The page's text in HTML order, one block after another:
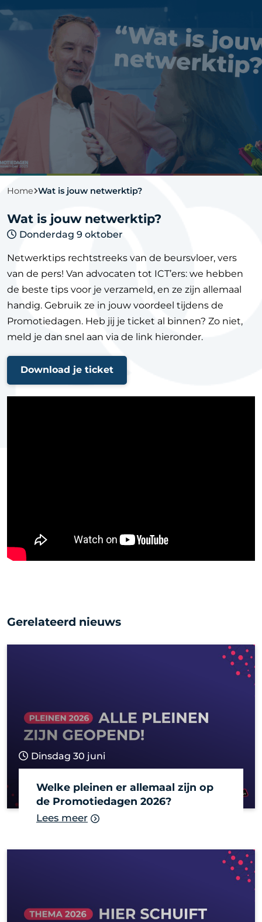
Home Wat is jouw netwerktip?
Wat is jouw netwerktip?
Donderdag 9 oktober
Netwerktips rechtstreeks van de beursvloer, vers
van de pers! Van advocaten tot ICT’ers: we hebben
de beste tips voor je verzameld, en ze zijn allemaal
handig. Gebruik ze in jouw voordeel tijdens de
Promotiedagen. Heb jij je ticket al binnen? Zo niet,
meld je dan snel aan via de link hieronder.
Download je ticket
Gerelateerd nieuws
Dinsdag 30 juni
Welke pleinen er allemaal zijn op
de Promotiedagen 2026?
Lees meer